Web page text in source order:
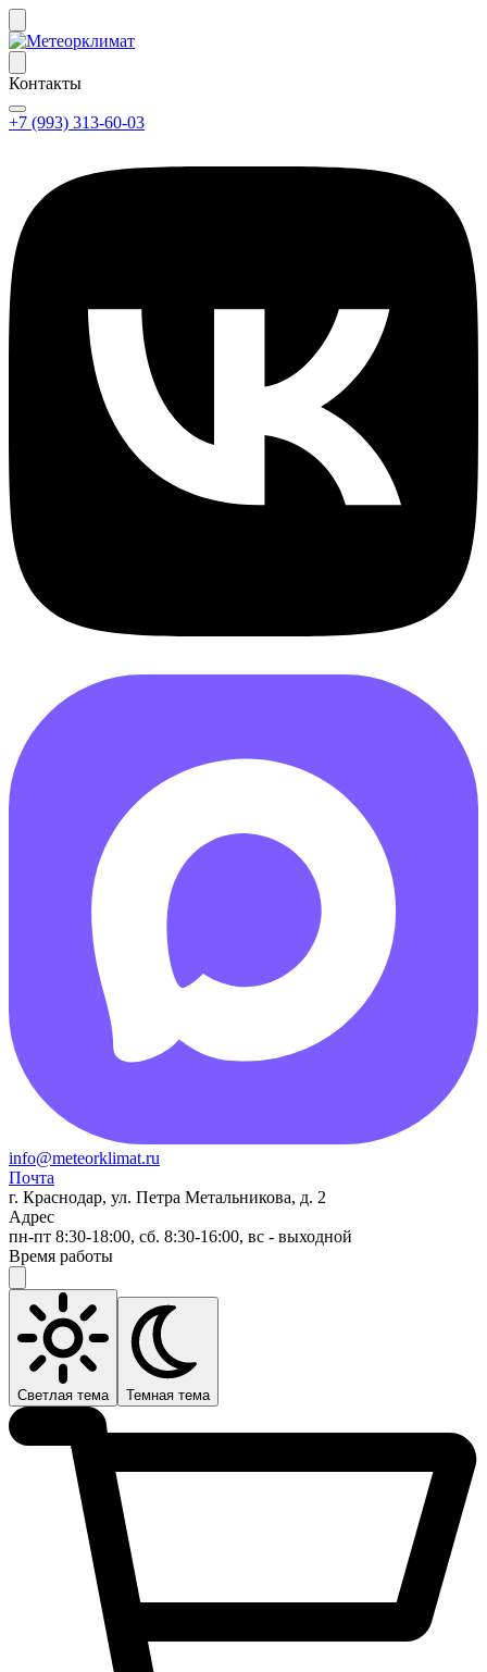
Контакты
+7 (993) 313-60-03
info@meteorklimat.ru
Почта
г. Краснодар, ул. Петра Метальникова, д. 2
Адрес
пн-пт 8:30-18:00, сб. 8:30-16:00, вс - выходной
Время работы
Светлая тема Темная тема